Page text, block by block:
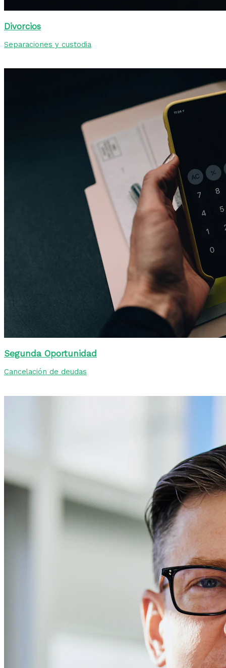
Divorcios
Separaciones y custodia
Segunda Oportunidad
Cancelación de deudas